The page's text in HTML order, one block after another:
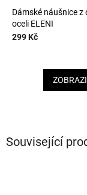
Související
Dámské náušnice z
oceli ELENI
299 Kč